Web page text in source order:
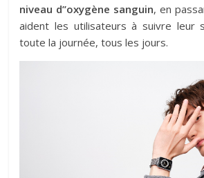
niveau d’’oxygène sanguin, en
aident les utilisateurs à suivre leur
toute la journée, tous les jours.